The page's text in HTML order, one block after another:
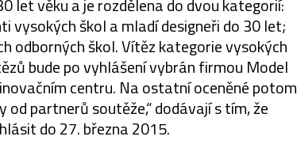
let věku a je rozdělena do dvou kategorií:
vysokých škol a mladí designeři do 30 let;
odborných škol. Vítěz kategorie vysokých
bude po vyhlášení vybrán firmou Model
centru. Na ostatní oceněné potom
partnerů soutěže,“ dodávají s tím, že
do 27. března 2015.